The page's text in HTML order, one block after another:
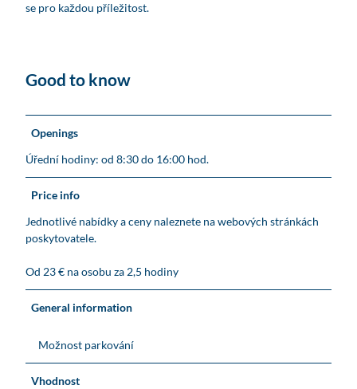
se pro každou příležitost.
Good to know
Openings
Úřední hodiny: od 8:30 do 16:00 hod.
Price info
Jednotlivé nabídky a ceny naleznete na webových stránkách
poskytovatele.
Od 23 € na osobu za 2,5 hodiny
General information
Možnost parkování
Vhodnost